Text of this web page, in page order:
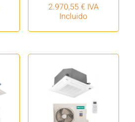
2.970,55€ IVA
Incluido